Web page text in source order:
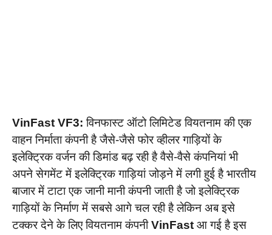
VinFast VF3: विनफास्ट ऑटो लिमिटेड वियतनाम की एक
वाहन निर्माता कंपनी है जैसे-जैसे फोर व्हीलर गाड़ियों के
इलेक्ट्रिक वर्जन की डिमांड बढ़ रही है वैसे-वैसे कंपनियां भी
अपने सेगमेंट में इलेक्ट्रिक गाड़ियां जोड़ने में लगी हुई है भारतीय
बाजार में टाटा एक जानी मानी कंपनी जाती है जो इलेक्ट्रिक
गाड़ियों के निर्माण में सबसे आगे चल रही है लेकिन अब इसे
टक्कर देने के लिए वियतनाम कंपनीVinFast आ गई है इस